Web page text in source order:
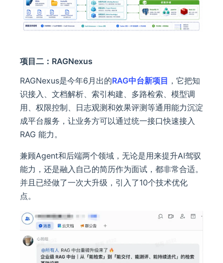
项目二：RAGNexus
RAGNexus是今年6月出的RAG中台新项目 ，它把知
识接入、文档解析、索引构建、多路检索、模型调
用、权限控制、日志观测和效果评测等通用能力沉淀
成平台服务，让业务方可以通过统一接口快速接入
RAG 能力。
兼顾Agent和后端两个领域，无论是用来提升AI驾驭
能力，还是融入自己的简历作为面试，都非常合适。
并且已经做了一次大升级，引入了10个技术优化
点。